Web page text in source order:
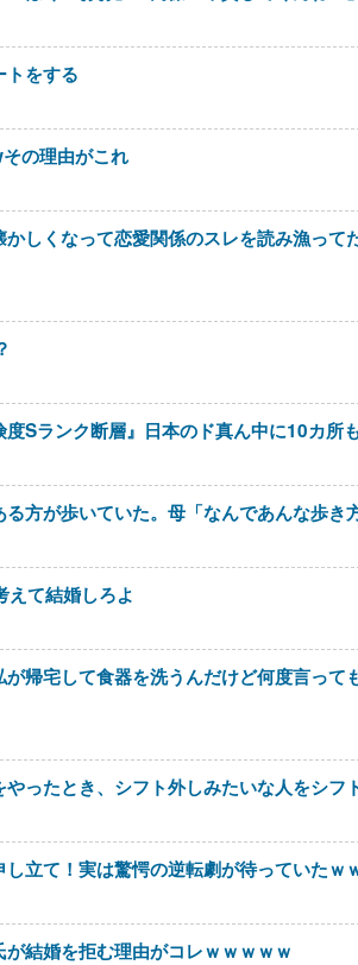
トをする
の理由がこれ
しくなって恋愛関係のスレを読み漁っ
度Sランク断層』日本のド真ん中に10カ所
方が歩いていた。母「なんであんな歩き
て結婚しろよ
帰宅して食器を洗うんだけど何度言っ
ったとき、シフト外しみたいな人をシフ
立て！実は驚愕の逆転劇が待っていたｗ
結婚を拒む理由がコレｗｗｗｗｗ